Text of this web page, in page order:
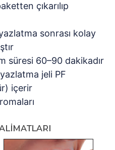
çıkarılıp
sonrası kolay
süresi 60–90 dakikadır
jeli PF
içerir